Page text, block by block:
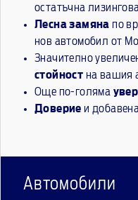
остатъчна
Лесна замяна по
нов автомобил от
Значително
стойност на вашия
Още по-голяма
Доверие и
Автомобили